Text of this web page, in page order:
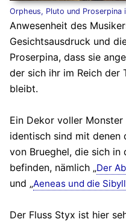
Orpheus, Pluto und Proserpina
Anwesenheit des
Gesichtsausdruck und
Proserpina, dass sie
der sich ihr im Reich der
bleibt.
Ein Dekor voller
identisch sind mit denen
von Brueghel, die sich in
befinden, nämlich „Der
und „Aeneas und die
Der Fluss Styx ist hier